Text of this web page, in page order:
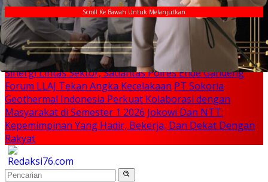
Scroll Ke Bawah Untuk Melanjutkan
Breaking News
Anggota DPR Melki Mekeng : Pembangunan Di Sikka
Kalah Dari Kabupaten Ende, Jangan Pilih Bupati Suka
‘Wora-Wora’Selama Dua Bulan Mengalami Gangguan,
Tower BTS di Desa Otogedu Akan Segera Diperbaiki
Sinergi Lintas Sektor, Satlantas Polres Ende Gandeng
Forum LLAJ Tekan Angka Kecelakaan PT Sokoria
Geothermal Indonesia Perkuat Kolaborasi dengan
Masyarakat di Semester 1 2026 Jokowi Dan NTT:
Kepemimpinan Yang Hadir, Bekerja, Dan Dekat Dengan
Rakyat